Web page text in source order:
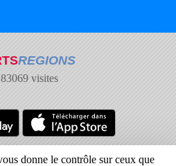
REGIONS
83069 visites
Gestion des cookies
donne le contrôle sur ceux que